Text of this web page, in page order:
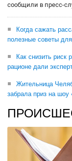
сообщили в пресс-
Когда сажать
полезные советы
Как снизить риск
рационе дали
Жительница
забрала приз на шоу